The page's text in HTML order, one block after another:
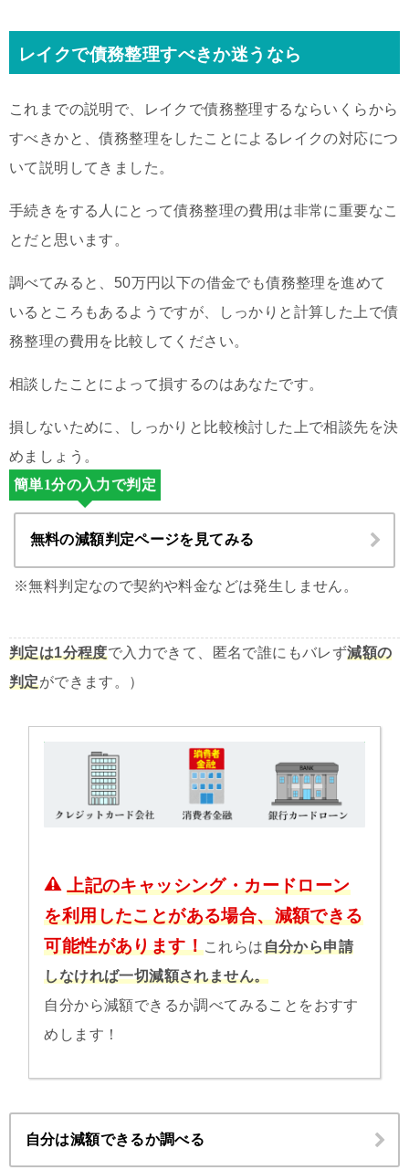
レイクで債務整理すべきか迷うなら
これまでの説明で、レイクで債務整理するならいくらから
すべきかと、債務整理をしたことによるレイクの対応につ
いて説明してきました。
手続きをする人にとって債務整理の費用は非常に重要なこ
とだと思います。
調べてみると、50万円以下の借金でも債務整理を進めて
いるところもあるようですが、しっかりと計算した上で債
務整理の費用を比較してください。
相談したことによって損するのはあなたです。
損しないために、しっかりと比較検討した上で相談先を決
めましょう。
簡単1分の入力で判定
無料の減額判定ページを見てみる
※無料判定なので契約や料金などは発生しません。
判定は1分程度で入力できて、匿名で誰にもバレず減額の
判定ができます。）
上記のキャッシング・カードローン
を利用したことがある場合、減額できる
可能性があります！これらは自分から申請
しなければ一切減額されません。
自分から減額できるか調べてみることをおすす
めします！
自分は減額できるか調べる